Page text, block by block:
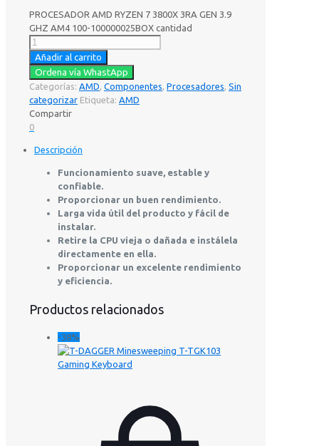
PROCESADOR AMD RYZEN 7 3800X 3RA GEN 3.9
GHZ AM4 100-100000025BOX cantidad
Añadir al carrito
Ordena vía WhastApp
Categorías: AMD, Componentes, Procesadores, Sin
categorizar Etiqueta: AMD
Compartir
0
Descripción
Funcionamiento suave, estable y
confiable.
Proporcionar un buen rendimiento.
Larga vida útil del producto y fácil de
instalar.
Retire la CPU vieja o dañada e instálela
directamente en ella.
Proporcionar un excelente rendimiento
y eficiencia.
Productos relacionados
-38%